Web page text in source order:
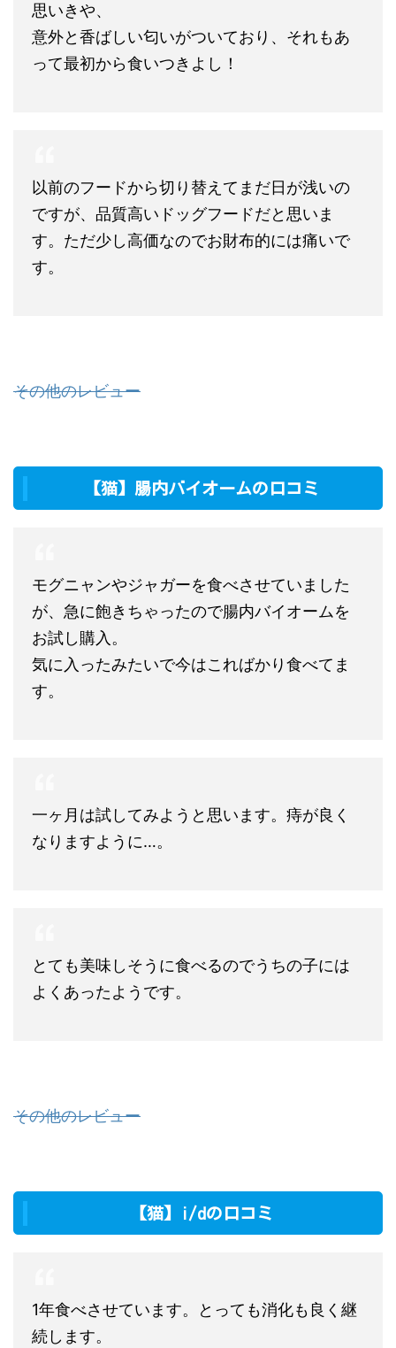
思いきや、
意外と香ばしい匂いがついており、それもあ
って最初から食いつきよし！
以前のフードから切り替えてまだ日が浅いの
ですが、品質高いドッグフードだと思いま
す。ただ少し高価なのでお財布的には痛いで
す。
その他のレビュー
【猫】腸内バイオームの口コミ
モグニャンやジャガーを食べさせていました
が、急に飽きちゃったので腸内バイオームを
お試し購入。
気に入ったみたいで今はこればかり食べてま
す。
一ヶ月は試してみようと思います。痔が良く
なりますように…。
とても美味しそうに食べるのでうちの子には
よくあったようです。
その他のレビュー
【猫】i/dの口コミ
1年食べさせています。とっても消化も良く継
続します。